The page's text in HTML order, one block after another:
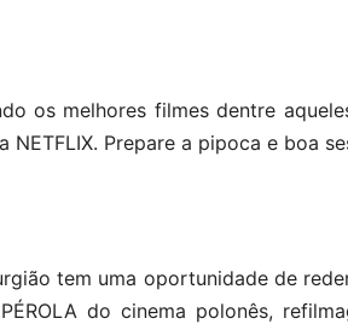
os melhores filmes dentre
Prepare a pipoca e boa
tem uma oportunidade de
do cinema polonês,